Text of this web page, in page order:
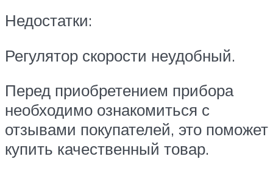
Недостатки:
Регулятор скорости неудобный.
Перед приобретением прибора
необходимо ознакомиться с
отзывами покупателей, это поможет
купить качественный товар.